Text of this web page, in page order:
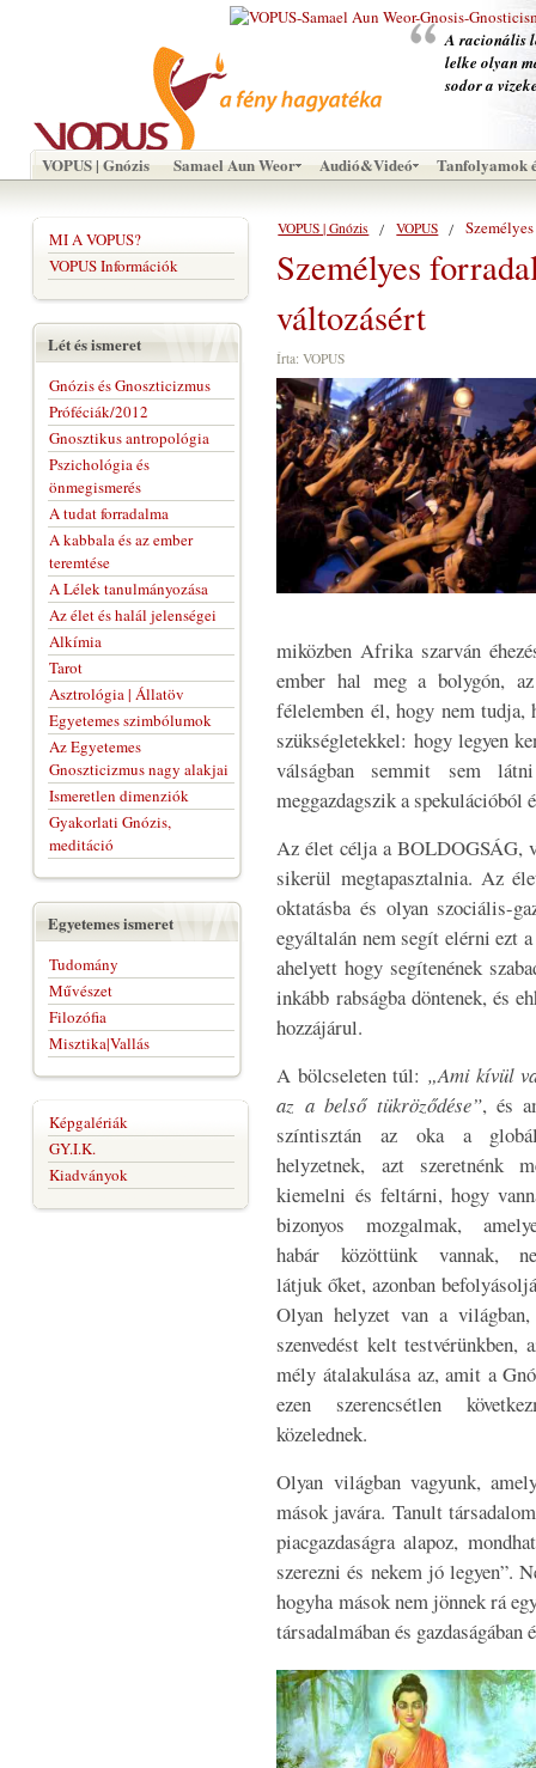
A racionális
lelke olyan
sodor a
VOPUS | Gnózis Samael Aun Weor Audió&Videó Tanfolyamok
VOPUS | Gnózis VOPUS
Személyes
változásért
Írta: VOPUS
miközben Afrika szarván
ember hal meg a bolygón,
félelemben él, hogy nem tudja,
szükségletekkel: hogy legyen
válságban semmit sem
meggazdagszik a spekulációból
Az élet célja a BOLDOGSÁG,
sikerül megtapasztalnia. Az
oktatásba és olyan szociális-
egyáltalán nem segít elérni ezt
ahelyett hogy segítenének
inkább rabságba döntenek, és
hozzájárul.
A bölcseleten túl: „Ami kívül
az a belső tükröződése”, és
színtisztán az oka a
helyzetnek, azt szeretnénk
kiemelni és feltárni, hogy
bizonyos mozgalmak,
habár közöttünk vannak,
látjuk őket, azonban
Olyan helyzet van a
szenvedést kelt testvérünkben,
mély átalakulása az, amit a
ezen szerencsétlen
közelednek.
Olyan világban vagyunk,
mások javára. Tanult
piacgazdaságra alapoz,
szerezni és nekem jó legyen”.
hogyha mások nem jönnek rá
társadalmában és gazdaságában
MI A VOPUS?
VOPUS Információk
Lét és ismeret
Gnózis és Gnoszticizmus
Próféciák/2012
Gnosztikus antropológia
Pszichológia és
önmegismerés
A tudat forradalma
A kabbala és az ember
teremtése
A Lélek tanulmányozása
Az élet és halál jelenségei
Alkímia
Tarot
Asztrológia | Állatöv
Egyetemes szimbólumok
Az Egyetemes
Gnoszticizmus nagy alakjai
Ismeretlen dimenziók
Gyakorlati Gnózis,
meditáció
Egyetemes ismeret
Tudomány
Művészet
Filozófia
Misztika|Vallás
Képgalériák
GY.I.K.
Kiadványok